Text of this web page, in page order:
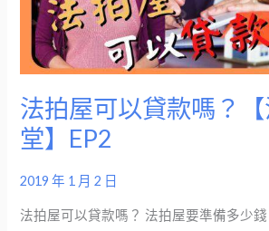
堂】
EP5
法拍屋可以貸款嗎？
堂】EP2
2019 年 1 月 2 日
法拍屋可以貸款嗎？ 法拍屋要準備多少
貸
嗎？
拍
小
堂】
EP2